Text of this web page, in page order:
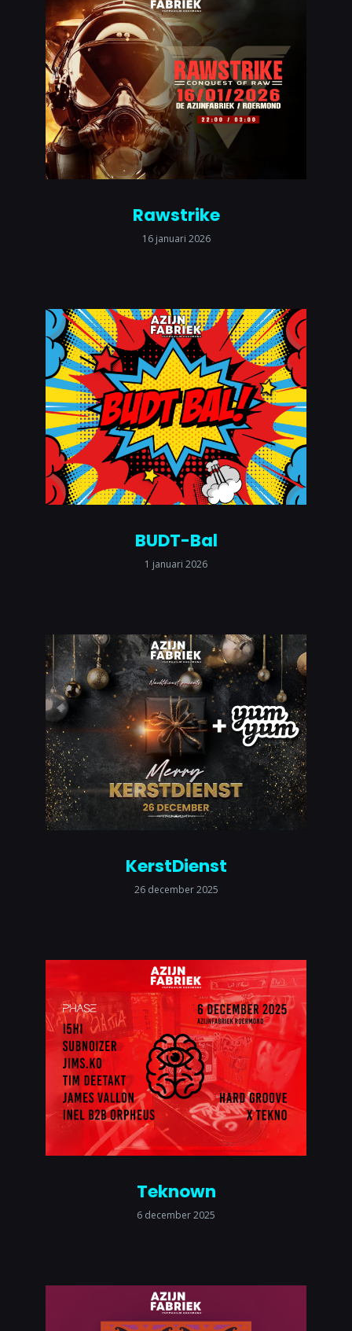
Rawstrike
16 januari 2026
BUDT-Bal
1 januari 2026
KerstDienst
26 december 2025
Teknown
6 december 2025